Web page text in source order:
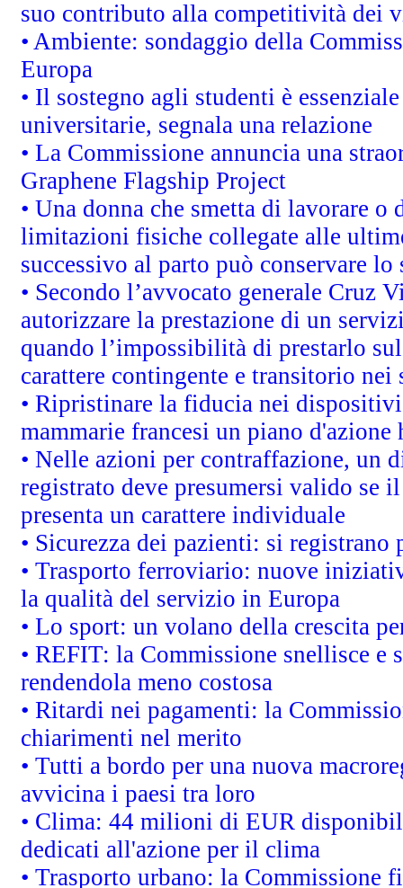
suo contributo alla competitività dei
• Ambiente: sondaggio della
Europa
• Il sostegno agli studenti è
universitarie, segnala una relazione
• La Commissione annuncia una
Graphene Flagship Project
• Una donna che smetta di lavorare
limitazioni fisiche collegate alle
successivo al parto può conservare
• Secondo l’avvocato generale Cruz
autorizzare la prestazione di un
quando l’impossibilità di prestarlo
carattere contingente e transitorio
• Ripristinare la fiducia nei
mammarie francesi un piano
• Nelle azioni per contraffazione, un
registrato deve presumersi valido se
presenta un carattere individuale
• Sicurezza dei pazienti: si
• Trasporto ferroviario: nuove
la qualità del servizio in Europa
• Lo sport: un volano della crescita
• REFIT: la Commissione snellisce
rendendola meno costosa
• Ritardi nei pagamenti: la
chiarimenti nel merito
• Tutti a bordo per una nuova
avvicina i paesi tra loro
• Clima: 44 milioni di EUR
dedicati all'azione per il clima
• Trasporto urbano: la Commissione